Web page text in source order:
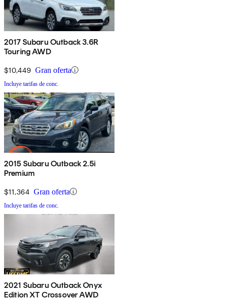
2017 Subaru Outback 3.6R
Touring AWD
$10,449 Gran oferta
Incluye tarifas de conc.
2015 Subaru Outback 2.5i
Premium
$11,364 Gran oferta
Incluye tarifas de conc.
2021 Subaru Outback Onyx
Edition XT Crossover AWD